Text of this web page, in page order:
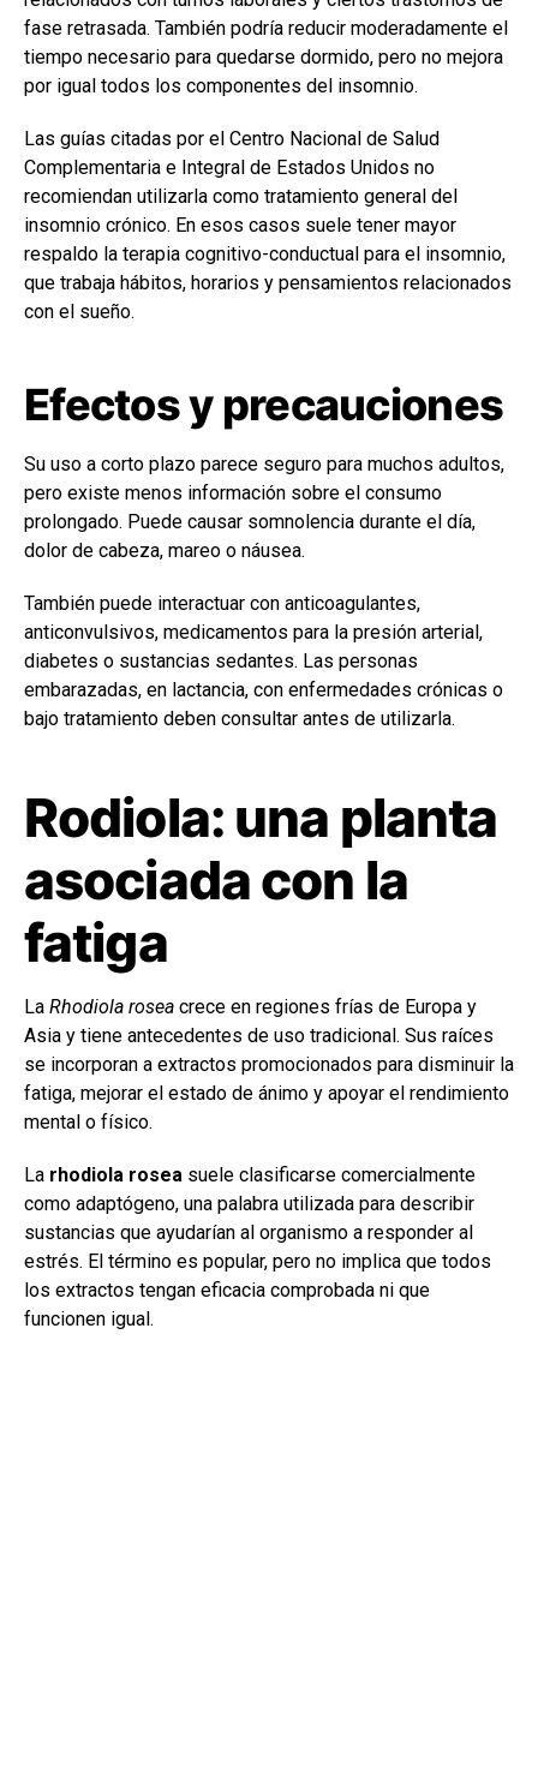
fase retrasada. También podría reducir moderadamente el
tiempo necesario para quedarse dormido, pero no mejora
por igual todos los componentes del insomnio.
Las guías citadas por el Centro Nacional de Salud
Complementaria e Integral de Estados Unidos no
recomiendan utilizarla como tratamiento general del
insomnio crónico. En esos casos suele tener mayor
respaldo la terapia cognitivo-conductual para el insomnio,
que trabaja hábitos, horarios y pensamientos relacionados
con el sueño.
Efectos y precauciones
Su uso a corto plazo parece seguro para muchos adultos,
pero existe menos información sobre el consumo
prolongado. Puede causar somnolencia durante el día,
dolor de cabeza, mareo o náusea.
También puede interactuar con anticoagulantes,
anticonvulsivos, medicamentos para la presión arterial,
diabetes o sustancias sedantes. Las personas
embarazadas, en lactancia, con enfermedades crónicas o
bajo tratamiento deben consultar antes de utilizarla.
Rodiola: una planta
asociada con la
fatiga
La Rhodiola rosea crece en regiones frías de Europa y
Asia y tiene antecedentes de uso tradicional. Sus raíces
se incorporan a extractos promocionados para disminuir la
fatiga, mejorar el estado de ánimo y apoyar el rendimiento
mental o físico.
La rhodiola rosea suele clasificarse comercialmente
como adaptógeno, una palabra utilizada para describir
sustancias que ayudarían al organismo a responder al
estrés. El término es popular, pero no implica que todos
los extractos tengan eficacia comprobada ni que
funcionen igual.